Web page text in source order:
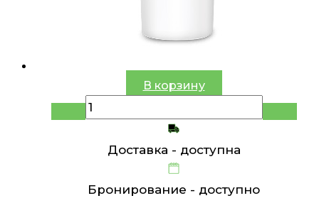
В корзину
Доставка - доступна
Бронирование - доступно